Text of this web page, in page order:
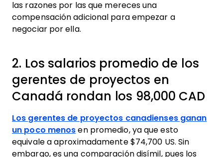
las razones por las que mereces una
compensación adicional para empezar a
negociar por ella.
2. Los salarios promedio de los
gerentes de proyectos en
Canadá rondan los 98,000 CAD
Los gerentes de proyectos canadienses ganan
un poco menos en promedio, ya que esto
equivale a aproximadamente $74,700 US. Sin
embargo, es una comparación disímil, pues los